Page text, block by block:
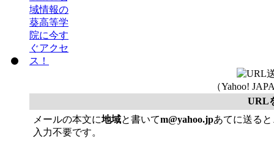
（Yahoo!
URL
メールの本文に地域と書いてm@yahoo.jpあてに送る
入力不要です。